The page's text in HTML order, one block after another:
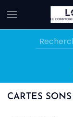
Skip
CARTES SONS